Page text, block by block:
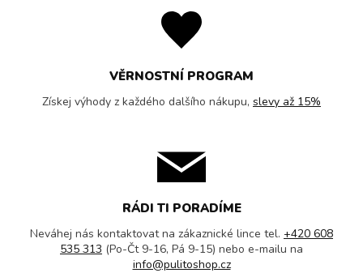
VĚRNOSTNÍ PROGRAM
Získej výhody z každého dalšího nákupu, slevy až 15%
RÁDI TI PORADÍME
Neváhej nás kontaktovat na zákaznické lince tel. +420 608
535 313 (Po-Čt 9-16, Pá 9-15) nebo e-mailu na
info@pulitoshop.cz